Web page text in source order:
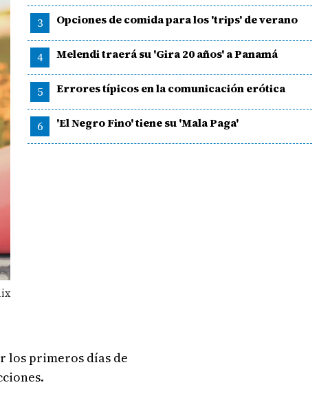
3 Opciones de comida para los 'trips' de verano
4 Melendi traerá su 'Gira 20 años' a Panamá
5 Errores típicos en la comunicación erótica
6 'El Negro Fino' tiene su 'Mala Paga'
los primeros días de